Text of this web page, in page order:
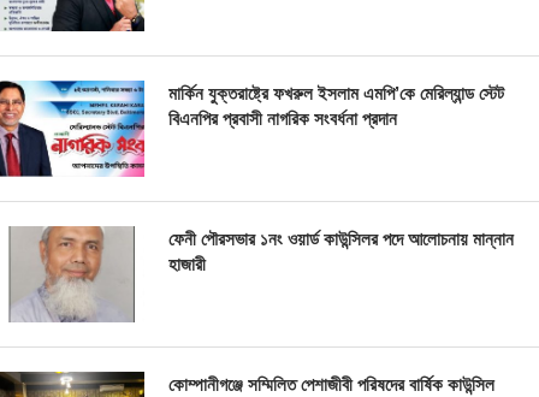
মার্কিন যুক্তরাষ্ট্রে ফখরুল ইসলাম এমপি’কে মেরিল্যান্ড স্টেট
বিএনপির প্রবাসী নাগরিক সংবর্ধনা প্রদান
ফেনী পৌরসভার ১নং ওয়ার্ড কাউন্সিলর পদে আলোচনায় মান্নান
হাজারী
কোম্পানীগঞ্জে সম্মিলিত পেশাজীবী পরিষদের বার্ষিক কাউন্সিল